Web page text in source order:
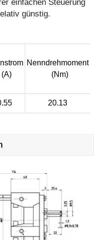
einfachen Steuerung
günstig.
(A)
Nenndrehmoment
(Nm)
20.13